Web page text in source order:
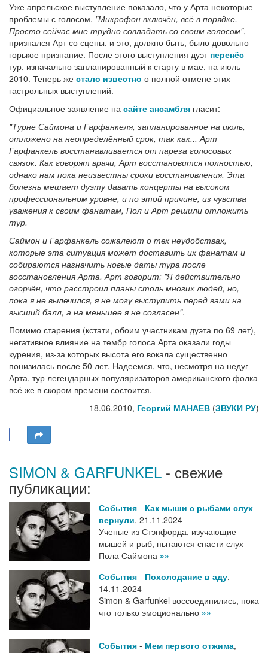
Уже апрельское выступление показало, что у Арта некоторые
проблемы с голосом. "Микрофон включён, всё в порядке.
Просто сейчас мне трудно совладать со своим голосом", -
признался Арт со сцены, и это, должно быть, было довольно
горькое признание. После этого выступления дуэт перенёс
тур, изначально запланированный к старту в мае, на июль
2010. Теперь же стало известно о полной отмене этих
гастрольных выступлений.
Официальное заявление на сайте ансамбля гласит:
"Турне Саймона и Гарфанкеля, запланированное на июль,
отложено на неопределённый срок, так как... Арт
Гарфанкель восстанавливается от пареза голосовых
связок. Как говорят врачи, Арт восстановится полностью,
однако нам пока неизвестны сроки восстановления. Эта
болезнь мешает дуэту давать концерты на высоком
профессиональном уровне, и по этой причине, из чувства
уважения к своим фанатам, Пол и Арт решили отложить
тур.
Саймон и Гарфанкель сожалеют о тех неудобствах,
которые эта ситуация может доставить их фанатам и
собираются назначить новые даты тура после
восстановления Арта. Арт говорит: "Я действительно
огорчён, что расстроил планы столь многих людей, но,
пока я не вылечился, я не могу выступить перед вами на
высший балл, а на меньшее я не согласен".
Помимо старения (кстати, обоим участникам дуэта по 69 лет),
негативное влияние на тембр голоса Арта оказали годы
курения, из-за которых высота его вокала существенно
понизилась после 50 лет. Надеемся, что, несмотря на недуг
Арта, тур легендарных популяризаторов американского фолка
всё же в скором времени состоится.
18.06.2010, Георгий МАНАЕВ (ЗВУКИ РУ)
SIMON & GARFUNKEL - свежие
публикации:
События - Как мыши с рыбами слух
вернули, 21.11.2024
Ученые из Стэнфорда, изучающие
мышей и рыб, пытаются спасти слух
Пола Саймона »»
События - Похолодание в аду,
14.11.2024
Simon & Garfunkel воссоединились, пока
что только эмоционально »»
События - Мем первого отжима,